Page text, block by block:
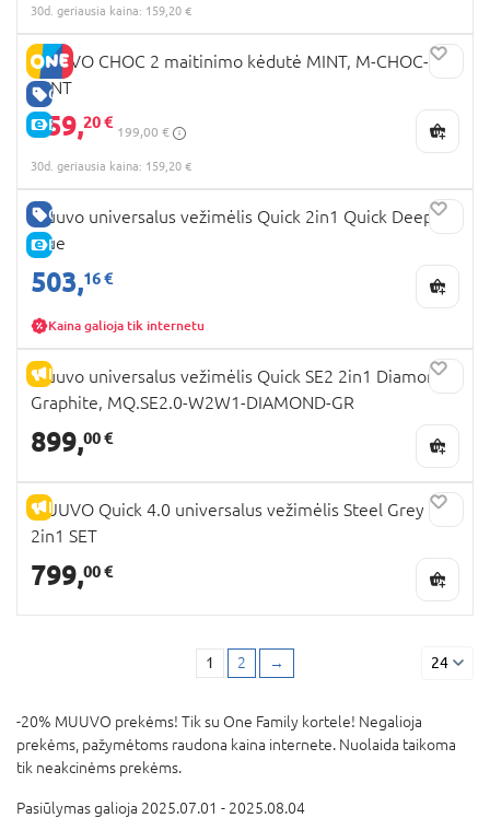
30d. geriausia kaina: 159,20 €
GERA KAINA
E-KAINA
MUUVO CHOC 2 maitinimo kėdutė MINT, M-CHOC-2-
MINT
159,20 €
199,00 €
30d. geriausia kaina: 159,20 €
GERA KAINA
E-KAINA
Muuvo universalus vežimėlis Quick 2in1 Quick Deep
Blue
503,16 €
Kaina galioja tik internetu
IŠPARDAVIMAS
Muuvo universalus vežimėlis Quick SE2 2in1 Diamond
Graphite, MQ.SE2.0-W2W1-DIAMOND-GR
899,00 €
IŠPARDAVIMAS
MUUVO Quick 4.0 universalus vežimėlis Steel Grey
2in1 SET
799,00 €
1 2 → 24
-20% MUUVO prekėms! Tik su One Family kortele! Negalioja
prekėms, pažymėtoms raudona kaina internete. Nuolaida taikoma
tik neakcinėms prekėms.
Pasiūlymas galioja 2025.07.01 - 2025.08.04